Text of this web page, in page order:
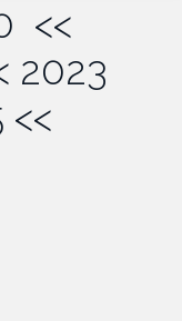
<<
2023
<<